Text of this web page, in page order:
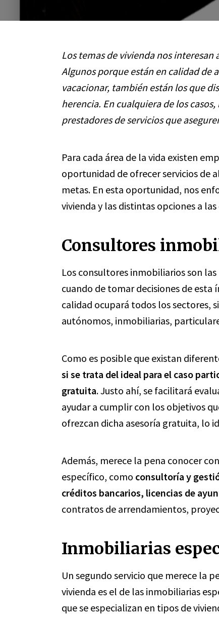
Los temas de vivienda nos
Algunos porque están en calidad de
vacacionar, también están los que
herencia. En cualquiera de los
prestadores de servicios que
Para cada área de la vida existen
oportunidad de ofrecer servicios de
metas. En esta oportunidad, nos
vivienda y las distintas opciones a
Consultores
Los consultores inmobiliarios son
cuando de tomar decisiones de esta
calidad ocupará todos los sectores,
autónomos, inmobiliarias,
Como es posible que existan
si se trata del ideal para el caso
gratuita. Justo ahí, se facilitará
ayudar a cumplir con los objetivos
ofrezcan dicha asesoría gratuita, lo
Además, merece la pena conocer
específico, como consultoría y
créditos bancarios, licencias de
contratos de arrendamientos,
Inmobiliarias
Un segundo servicio que merece la
vivienda es el de las inmobiliarias
que se especializan en tipos de